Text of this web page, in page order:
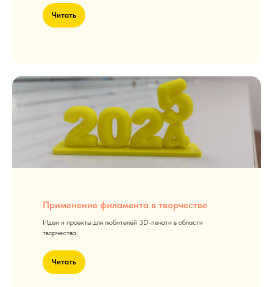
Читать
Применение филамента в творчестве
Идеи и проекты для любителей 3D-печати в области
творчества.
Читать